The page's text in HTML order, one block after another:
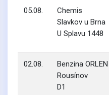
05.08.
Chemis
Slavkov u Brna
U Splavu 1448
02.08.
Benzina ORLEN
Rousínov
D1